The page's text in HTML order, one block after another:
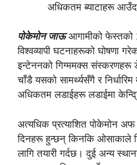
अधिकतम ब्याटाहरू
पोकेमोन जाऊआगामीको फेस्तको
विश्वव्यापी घटनाहरूको घोषणा
इन्टेननको गिग्ममक्स संस्करणहरू
चाँडै यसको सामर्थ्यसँगै र
अधिकतम लडाईहरू लडाईमा
अत्यधिक प्रत्याशित पोकेमोन
दिनहरू हुन्छन् किनकि ओसाकाले
लागि तयारी गर्दछ। दुई अन्य